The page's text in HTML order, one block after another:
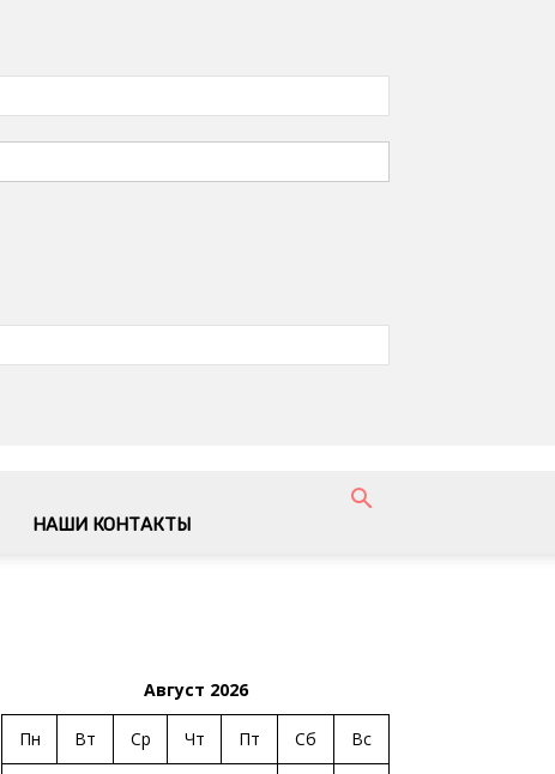
НАШИ КОНТАКТЫ
Август 2026
Пн Вт Ср Чт Пт Сб Вс